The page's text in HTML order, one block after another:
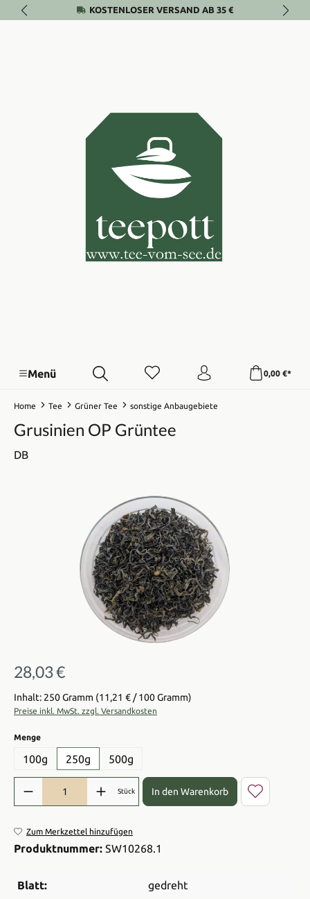
Zum Hauptinhalt springenKOSTENLOSER VERSAND AB 35 €
Menü 0,00 €*
Home Tee Grüner Tee sonstige Anbaugebiete
Grusinien OP Grüntee
DB
Bildergalerie überspringen
Regulärer Preis:
28,03 €
Inhalt: 250 Gramm (11,21 € / 100 Gramm)
Preise inkl. MwSt. zzgl. Versandkosten
Mengeauswählen
100g 250g 500g
Produkt Anzahl: Gib den gewünschten Wert ein oder benutze die
Stück In den Warenkorb
Zum Merkzettel hinzufügen
Produktnummer: SW10268.1
Blatt:
gedreht